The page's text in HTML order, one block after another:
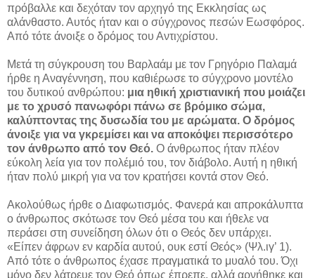
πρόβαλλε και δεχόταν τον αρχηγό της Εκκλησίας ως
αλάνθαστο. Αυτός ήταν και ο σύγχρονος πεσών Εωσφόρος.
Από τότε άνοιξε ο δρόμος του Αντιχρίστου.
Μετά τη σύγκρουση του Βαρλαάμ με τον Γρηγόριο Παλαμά
ήρθε η Αναγέννηση, που καθιέρωσε το σύγχρονο μοντέλο
του δυτικού ανθρώπου: μια ηθική χριστιανική που μοιάζει
με το χρυσό πανωφόρι πάνω σε βρόμικο σώμα,
καλύπτοντας της δυσωδία του με αρώματα. Ο δρόμος
άνοιξε για να γκρεμίσει και να αποκόψει περισσότερο
τον άνθρωπο από τον Θεό. Ο άνθρωπος ήταν πλέον
εύκολη λεία για τον πολέμιό του, τον διάβολο. Αυτή η ηθική
ήταν πολύ μικρή για να τον κρατήσει κοντά στον Θεό.
Ακολούθως ήρθε ο Διαφωτισμός. Φανερά και απροκάλυπτα
ο άνθρωπος σκότωσε τον Θεό μέσα του και ήθελε να
περάσει στη συνείδηση όλων ότι ο Θεός δεν υπάρχει.
«Είπεν άφρων εν καρδία αυτού, ουκ εστί Θεός» (Ψλ.ιγ’ 1).
Από τότε ο άνθρωπος έχασε πραγματικά το μυαλό του. Όχι
μόνο δεν λάτρευε τον Θεό όπως έπρεπε, αλλά αρνήθηκε και